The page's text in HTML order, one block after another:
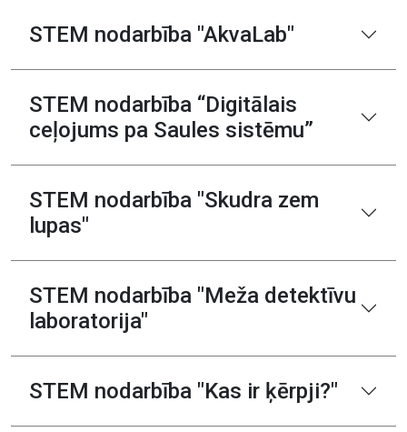
STEM nodarbība "AkvaLab"
STEM nodarbība “Digitālais
ceļojums pa Saules sistēmu”
STEM nodarbība "Skudra zem
lupas"
STEM nodarbība "Meža detektīvu
laboratorija"
STEM nodarbība "Kas ir ķērpji?"